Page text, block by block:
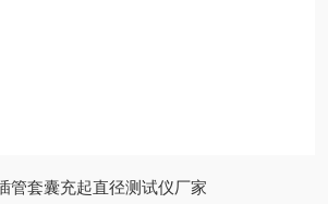
管套囊充起直径测试仪厂家